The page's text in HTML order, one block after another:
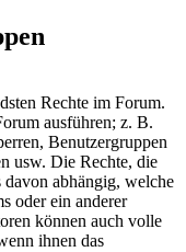
Rechte im Forum.
ausführen; z. B.
Benutzergruppen
usw. Die Rechte, die
abhängig, welche
oder ein anderer
können auch volle
ihnen das